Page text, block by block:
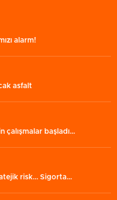
alarm!
asfalt
çalışmalar başladı…
risk... Sigorta…